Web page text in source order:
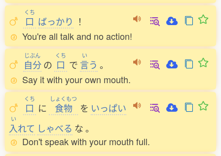
くち
口 ばっかり ！
You're all talk and no action!
じぶん
自分 の
くち
口 で
い
言う 。
Say it with your own mouth.
くち
口 に
しょくもつ
食物 を いっぱい
い
入れて しゃべる な。
Don't speak with your mouth full.